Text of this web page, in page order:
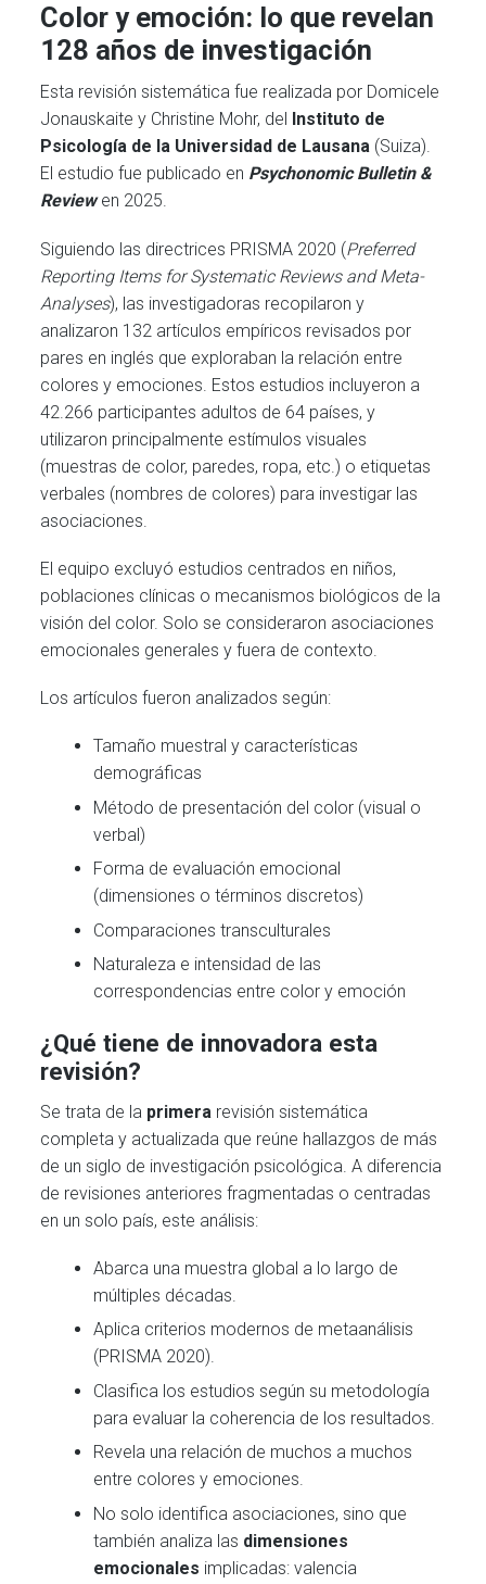
Color y emoción: lo que revelan
128 años de investigación
Esta revisión sistemática fue realizada por Domicele
Jonauskaite y Christine Mohr, del
Instituto de
Psicología de la Universidad de Lausana (Suiza).
El estudio fue publicado en Psychonomic Bulletin &
Reviewen 2025.
Siguiendo las directrices PRISMA 2020 (Preferred
Reporting Items for Systematic Reviews and Meta-
Analyses), las investigadoras recopilaron y
analizaron 132 artículos empíricos revisados por
pares en inglés que exploraban la relación entre
colores y emociones. Estos estudios incluyeron a
42.266 participantes adultos de 64 países, y
utilizaron principalmente estímulos visuales
(muestras de color, paredes, ropa, etc.) o etiquetas
verbales (nombres de colores) para investigar las
asociaciones.
El equipo excluyó estudios centrados en niños,
poblaciones clínicas o mecanismos biológicos de la
visión del color. Solo se consideraron asociaciones
emocionales generales y fuera de contexto.
Los artículos fueron analizados según:
Tamaño muestral y características
demográficas
Método de presentación del color (visual o
verbal)
Forma de evaluación emocional
(dimensiones o términos discretos)
Comparaciones transculturales
Naturaleza e intensidad de las
correspondencias entre color y emoción
¿Qué tiene de innovadora esta
revisión?
Se trata de la primera revisión sistemática
completa y actualizada que reúne hallazgos de más
de un siglo de investigación psicológica. A diferencia
de revisiones anteriores fragmentadas o centradas
en un solo país, este análisis:
Abarca una muestra global a lo largo de
múltiples décadas.
Aplica criterios modernos de metaanálisis
(PRISMA 2020).
Clasifica los estudios según su metodología
para evaluar la coherencia de los resultados.
Revela una relación de muchos a muchos
entre colores y emociones.
No solo identifica asociaciones, sino que
también analiza las dimensiones
emocionales implicadas: valencia